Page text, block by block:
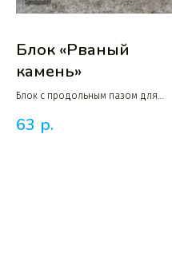
Блок «Рваный
камень»
Блок с продольным пазом для
получения колотой фактуры
63 р.